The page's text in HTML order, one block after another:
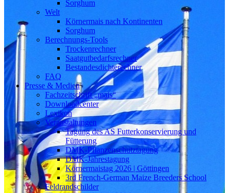
Sorghum
Welt
Körnermais nach Kontinenten
Sorghum
Berechnungs-Tools
Trockenrechner
Saatgutbedarfsrechner
Bestandesdichterechner
FAQ
Presse & Medien
Fachzeitschrift „mais“
Downloadcenter
Lexikon
Veranstaltungen
Tagung des AS Futterkonservierung und
Fütterung
DMK-Pflanzenschutztagung
DMK-Jahrestagung
Körnermaistag 2026 | Göttingen
3rd French-German Maize Breeders School
Feldrandschilder